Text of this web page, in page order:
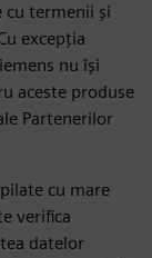
termenii și
excepția
nu își
aceste produse
Partenerilor
cu mare
verifica
datelor